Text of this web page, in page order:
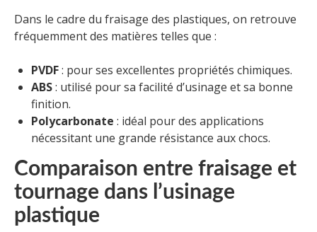
Dans le cadre du fraisage des plastiques, on retrouve
fréquemment des matières telles que :
PVDF: pour ses excellentes propriétés chimiques.
ABS: utilisé pour sa facilité d’usinage et sa bonne
finition.
Polycarbonate : idéal pour des applications
nécessitant une grande résistance aux chocs.
Comparaison entre fraisage et
tournage dans l’usinage
plastique